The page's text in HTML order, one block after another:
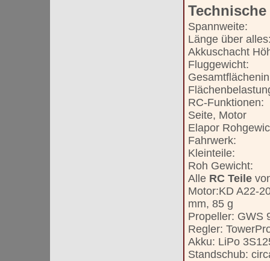
Technische
Länge über
Akkuschacht
RC-
Seite, Motor
Elapor
Roh
Alle RC Teile
Motor:KD A22-
mm, 85 g
Propeller: GWS
Regler:
Akku: LiPo
Standschub: